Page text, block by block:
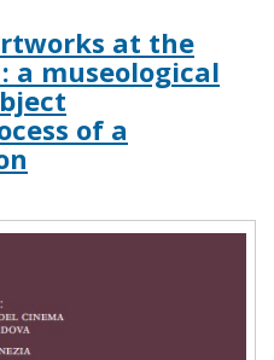
at the
a museological
of a